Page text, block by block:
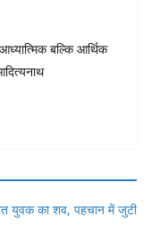
बल्कि आर्थिक
युवक का शव, पहचान में जुटी